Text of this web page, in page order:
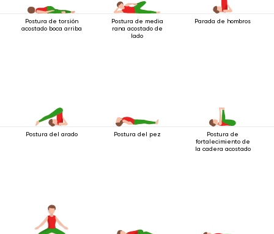
Postura de torsión
acostado boca arriba
Postura de media
rana acostado de
lado
Parada de hombros
Postura del arado Postura del pez
Postura de
fortalecimiento de
la cadera acostado